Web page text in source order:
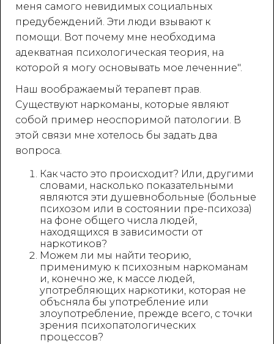
меня самого невидимых социальных
предубеждений. Эти люди взывают к
помощи. Вот почему мне необходима
адекватная психологическая теория, на
которой я могу основывать мое леченние".
Наш воображаемый терапевт прав.
Существуют наркоманы, которые являют
собой пример неоспоримой патологии. В
этой связи мне хотелось бы задать два
вопроса.
Как часто это происходит? Или, другими
словами, насколько показательными
являются эти душевнобольные (больные
психозом или в состоянии пре-психоза)
на фоне общего числа людей,
находящихся в зависимости от
наркотиков?
Можем ли мы найти теорию,
применимую к психозным наркоманам
и, конечно же, к массе людей,
употребляющих наркотики, которая не
объсняла бы употребление или
злоупотребление, прежде всего, с точки
зрения психопатологических
процессов?